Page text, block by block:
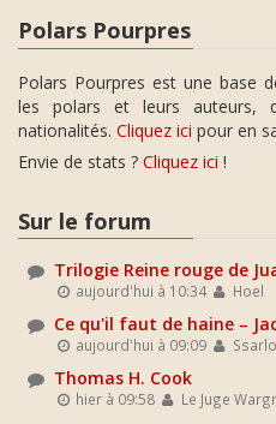
Polars Pourpres
Polars Pourpres est une base
les polars et leurs auteurs,
nationalités. Cliquez ici pour en
Envie de stats ? Cliquez ici !
Sur le forum
Trilogie Reine rouge de
aujourd'hui à 10:34 Hoel
Ce qu'il faut de haine –
aujourd'hui à 09:09
Thomas H. Cook
hier à 09:58 Le Juge